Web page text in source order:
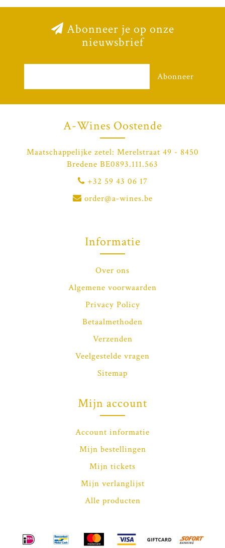
Abonneer je op onze
nieuwsbrief
Abonneer
A-Wines Oostende
Maatschappelijke zetel: Merelstraat 49 - 8450
Bredene BE0893.111.563
+32 59 43 06 17
order@a-wines.be
Informatie
Over ons
Algemene voorwaarden
Privacy Policy
Betaalmethoden
Verzenden
Veelgestelde vragen
Sitemap
Mijn account
Account informatie
Mijn bestellingen
Mijn tickets
Mijn verlanglijst
Alle producten